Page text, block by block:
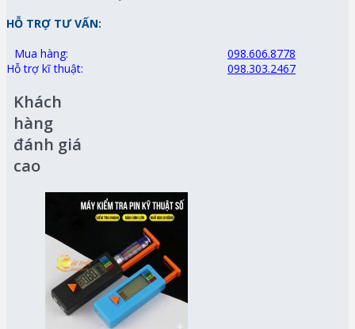
HỖ TRỢ TƯ VẤN:
Mua hàng:
098.606.8778
Hỗ trợ kĩ thuật:
098.303.2467
Khách
hàng
đánh giá
cao